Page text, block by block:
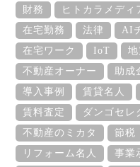
財務
ヒトカラメディ
在宅勤務
法律 AI
在宅ワーク
IoT
不動産オーナー
助成
導入事例
賃貸名人
賃料査定
ダンゴセレ
不動産のミカタ
節税
リフォーム名人
事業